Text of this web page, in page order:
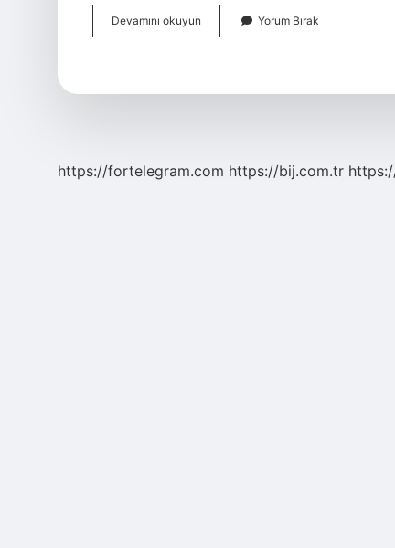
Devamını okuyun
Zarı
Yorum Bırak
https://fortelegram.com https://bij.com.tr